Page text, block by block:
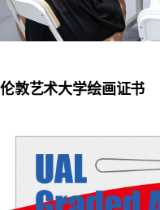
伦敦艺术大学绘画证书